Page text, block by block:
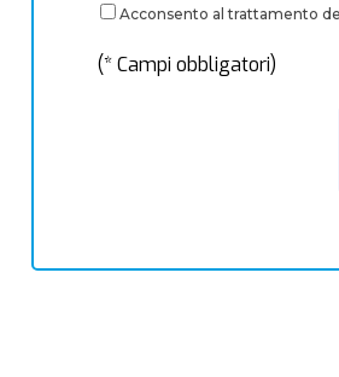
Acconsento al trattamento
(* Campi obbligatori)